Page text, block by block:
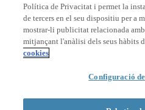
Acreditacions
© 2026 La Salle Campus
Política de Privacitat i permet la
de tercers en el seu dispositiu per a
mostrar-li publicitat relacionada amb
mitjançant l'anàlisi dels seus hàbits
cookies
Configuració